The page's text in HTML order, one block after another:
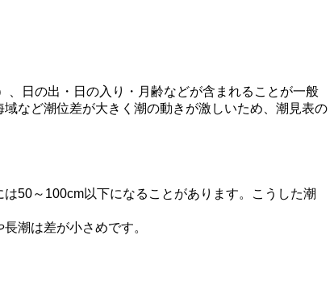
日の出・日の入り・月齢などが含まれることが一般
など潮位差が大きく潮の動きが激しいため、潮見表の
50～100cm以下になることがあります。こうした潮
潮は差が小さめです。